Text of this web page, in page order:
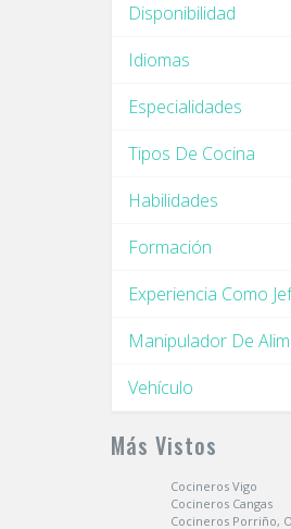
Disponibilidad
Idiomas
Especialidades
Tipos De Cocina
Habilidades
Formación
Experiencia Como
Manipulador De
Vehículo
Más Vistos
Cocineros Vigo
Cocineros Cangas
Cocineros Porriño, O